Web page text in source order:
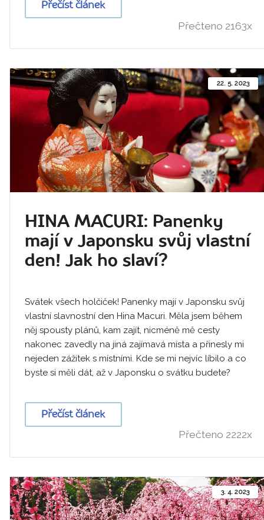
Přečíst článek
Přečteno 2163x
22. 5. 2023
HINA MACURI: Panenky
mají v Japonsku svůj vlastní
den! Jak ho slaví?
Svátek všech holčiček! Panenky mají v Japonsku svůj
vlastní slavnostní den Hina Macuri. Měla jsem během
něj spousty plánů, kam zajít, nicméně mě cesty
nakonec zavedly na jiná zajímavá místa a přinesly mi
nejeden zážitek s místními. Kde se mi nejvíc líbilo a co
byste si měli dát, až v Japonsku o svátku budete?
Přečíst článek
Přečteno 2222x
3. 4. 2023